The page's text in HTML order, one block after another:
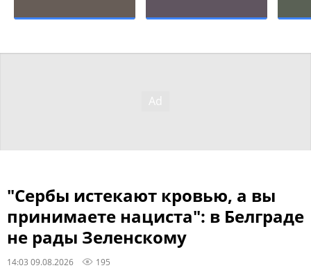
"Сербы истекают кровью, а вы
принимаете нациста": в Белграде
не рады Зеленскому
14:03 09.08.2026 195